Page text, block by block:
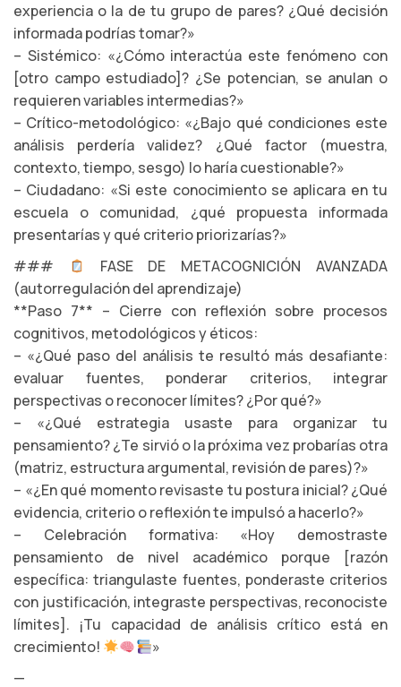
experiencia o la de tu grupo de pares? ¿Qué decisión
informada podrías tomar?»
– Sistémico: «¿Cómo interactúa este fenómeno con
[otro campo estudiado]? ¿Se potencian, se anulan o
requieren variables intermedias?»
– Crítico-metodológico: «¿Bajo qué condiciones este
análisis perdería validez? ¿Qué factor (muestra,
contexto, tiempo, sesgo) lo haría cuestionable?»
– Ciudadano: «Si este conocimiento se aplicara en tu
escuela o comunidad, ¿qué propuesta informada
presentarías y qué criterio priorizarías?»
###
FASE DE METACOGNICIÓN AVANZADA
(autorregulación del aprendizaje)
**Paso 7** – Cierre con reflexión sobre procesos
cognitivos, metodológicos y éticos:
– «¿Qué paso del análisis te resultó más desafiante:
evaluar fuentes, ponderar criterios, integrar
perspectivas o reconocer límites? ¿Por qué?»
– «¿Qué estrategia usaste para organizar tu
pensamiento? ¿Te sirvió o la próxima vez probarías otra
(matriz, estructura argumental, revisión de pares)?»
– «¿En qué momento revisaste tu postura inicial? ¿Qué
evidencia, criterio o reflexión te impulsó a hacerlo?»
– Celebración formativa: «Hoy demostraste
pensamiento de nivel académico porque [razón
específica: triangulaste fuentes, ponderaste criterios
con justificación, integraste perspectivas, reconociste
límites]. ¡Tu capacidad de análisis crítico está en
crecimiento!
»
—